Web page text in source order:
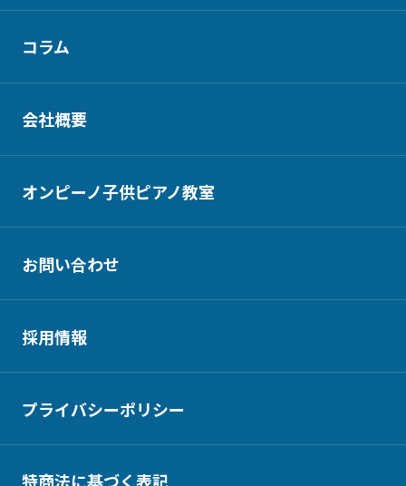
コラム
会社概要
オンピーノ子供ピアノ教室
お問い合わせ
採用情報
プライバシーポリシー
特商法に基づく表記